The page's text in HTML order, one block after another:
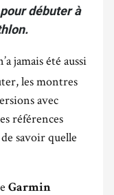
débuter à
jamais été aussi
les montres
avec
références
savoir quelle
Garmin